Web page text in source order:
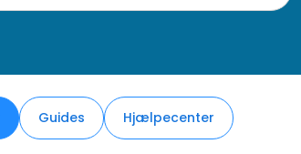
Guides Hjælpecenter